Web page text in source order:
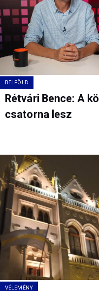
BELFÖLD
Rétvári Bence: A
csatorna lesz
VÉLEMÉNY